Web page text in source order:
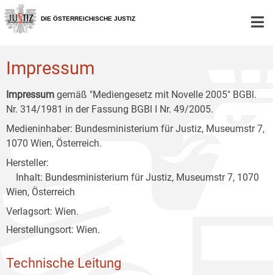
Zur
Hauptnavigation
[1]
Zum
Inhalt
[2]
Zum
Untermenü
[3]
DIE ÖSTERREICHISCHE JUSTIZ
Impressum
Impressum gemäß "Mediengesetz mit Novelle 2005" BGBl.
Nr. 314/1981 in der Fassung BGBl I Nr. 49/2005.
Medieninhaber: Bundesministerium für Justiz, Museumstr 7,
1070 Wien, Österreich.
Hersteller:
Inhalt: Bundesministerium für Justiz, Museumstr 7, 1070
Wien, Österreich
Verlagsort: Wien.
Herstellungsort: Wien.
Technische Leitung